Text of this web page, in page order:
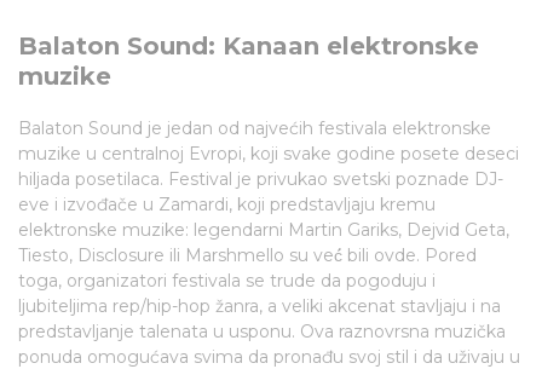
Balaton Sound: Kanaan elektronske
muzike
Balaton Sound je jedan od najvećih festivala elektronske
muzike u centralnoj Evropi, koji svake godine posete deseci
hiljada posetilaca. Festival je privukao svetski poznade DJ-
eve i izvođače u Zamardi, koji predstavljaju kremu
elektronske muzike: legendarni Martin Gariks, Dejvid Geta,
Tiesto, Disclosure ili Marshmello su već́ bili ovde. Pored
toga, organizatori festivala se trude da pogoduju i
ljubiteljima rep/hip-hop žanra, a veliki akcenat stavljaju i na
predstavljanje talenata u usponu. Ova raznovrsna muzička
ponuda omogućava svima da pronađu svoj stil i da uživaju u